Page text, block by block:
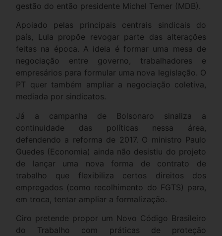
gestão do então presidente Michel Temer (MDB).
Apoiado pelas principais centrais sindicais do
país, Lula propõe revogar parte das alterações
feitas na época. A ideia é formar uma mesa de
negociação entre governo, trabalhadores e
empresários para formular uma nova legislação. O
PT quer também ampliar a negociação coletiva,
mediada por sindicatos.
Já a campanha de Bolsonaro sinaliza a
continuidade das políticas nessa área,
defendendo a reforma de 2017. O ministro Paulo
Guedes (Economia) ainda não desistiu do projeto
de lançar uma nova forma de contrato de
trabalho que flexibiliza certos direitos dos
empregados (como recolhimento do FGTS) para,
em troca, tentar ampliar a formalização.
Ciro pretende propor um Novo Código Brasileiro
do Trabalho com práticas de proteção